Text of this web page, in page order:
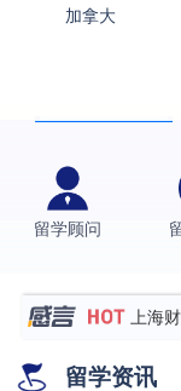
加拿大
留学顾问
格拉
伯明
Offer
上海
硕士录
数学
留学资讯